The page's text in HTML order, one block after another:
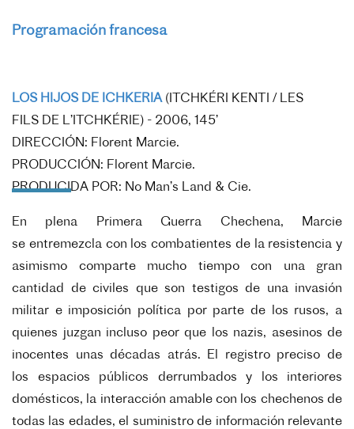
Programación francesa
LOS HIJOS DE ICHKERIA (ITCHKÉRI KENTI / LES
FILS DE L’ITCHKÉRIE) - 2006, 145’
DIRECCIÓN: Florent Marcie.
PRODUCCIÓN: Florent Marcie.
PRODUCIDA POR: No Man’s Land & Cie.
En plena Primera Guerra Chechena, Marcie
se entremezcla con los combatientes de la resistencia y
asimismo comparte mucho tiempo con una gran
cantidad de civiles que son testigos de una invasión
militar e imposición política por parte de los rusos, a
quienes juzgan incluso peor que los nazis, asesinos de
inocentes unas décadas atrás. El registro preciso de
los espacios públicos derrumbados y los interiores
domésticos, la interacción amable con los chechenos de
todas las edades, el suministro de información relevante